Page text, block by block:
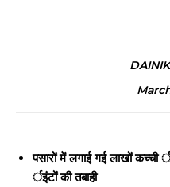
पसारों में लगाई गई लाखों कच्ची
र्इंटों की तबाही